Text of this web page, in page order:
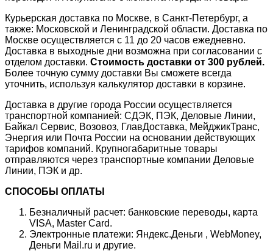
Курьерская доставка по Москве, в Санкт-Петербург, а
также: Московской и Ленинградской области. Доставка по
Москве осуществляется с 11 до 20 часов ежедневно.
Доставка в выходные дни возможна при согласовании с
отделом доставки. Стоимость доставки от 300 рублей.
Более точную сумму доставки Вы сможете всегда
уточнить, используя калькулятор доставки в корзине.
Доставка в другие города России осуществляется
транспортной компанией: СДЭК, ПЭК, Деловые Линии,
Байкал Сервис, Возовоз, ГлавДоставка, МейджикТранс,
Энергия или Почта России на основании действующих
тарифов компаний. Крупногабаритные товары
отправляются через транспортные компании Деловые
Линии, ПЭК и др.
СПОСОБЫ ОПЛАТЫ
Безналичный расчет: банковские переводы, карта
VISA, Master Card.
Электронные платежи: Яндекс.Деньги , WebMoney,
Деньги Mail.ru и другие.